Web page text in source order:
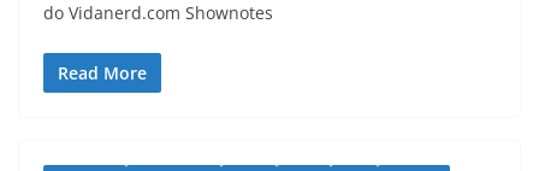
do Vidanerd.com Shownotes
Read More